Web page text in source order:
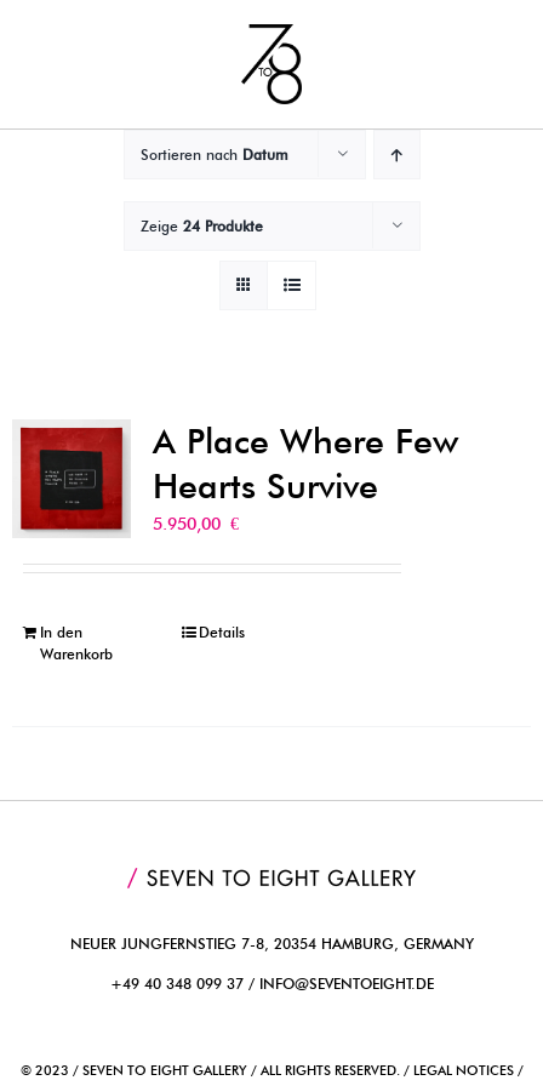
Sortieren nach Datum
Zeige 24 Produkte
A Place Where Few
Hearts Survive
5.950,00 €
In den
Warenkorb
Details
NEUER JUNGFERNSTIEG 7-8, 20354 HAMBURG, GERMANY
+49 40 348 099 37 / INFO@SEVENTOEIGHT.DE
© 2023 / SEVEN TO EIGHT GALLERY / ALL RIGHTS RESERVED. / LEGAL NOTICES /